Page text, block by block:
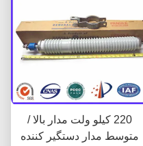
220 کیلو ولت مدار بالا /
متوسط ​​مدار دستگیر کننده